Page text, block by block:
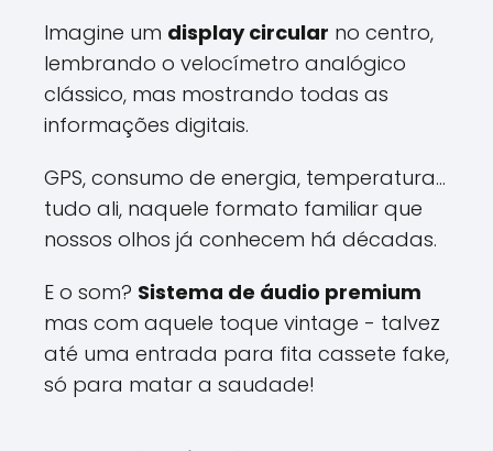
Imagine um display circular no centro,
lembrando o velocímetro analógico
clássico, mas mostrando todas as
informações digitais.
GPS, consumo de energia, temperatura...
tudo ali, naquele formato familiar que
nossos olhos já conhecem há décadas.
E o som? Sistema de áudio premium
mas com aquele toque vintage - talvez
até uma entrada para fita cassete fake,
só para matar a saudade!